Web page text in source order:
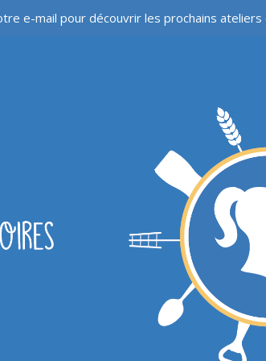
e-mail pour découvrir les prochains